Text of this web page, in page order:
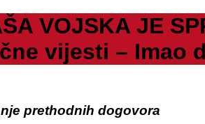
VOJSKA JE
vijesti – Imao
prethodnih dogovora